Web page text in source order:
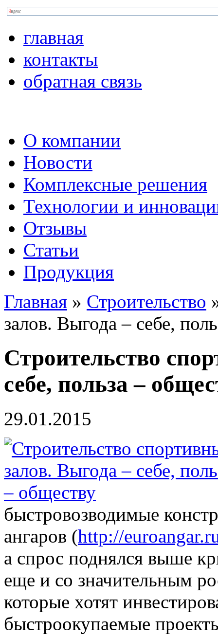
главная
контакты
обратная связь
О компании
Новости
Комплексные решения
Технологии и
Отзывы
Статьи
Продукция
Главная » Строительство
залов. Выгода – себе,
Строительство
себе, польза –
29.01.2015
быстровозводимые
ангаров (http://
а спрос поднялся выше
еще и со значительным
которые хотят
быстроокупаемые